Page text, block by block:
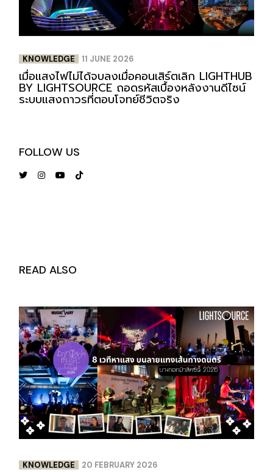
KNOWLEDGE 11 JUNE 2026
เมื่อแสงไฟไม่ได้จบลงเมื่อคอนเสิร์ตเลิก LIGHTHUB
BY LIGHTSOURCE ถอดรหัสเบื้องหลังงานดีไซน์
ระบบแสงถาวรที่ตอบโจทย์ชีวิตจริง
FOLLOW US
READ ALSO
KNOWLEDGE 20 FEBRUARY 2026